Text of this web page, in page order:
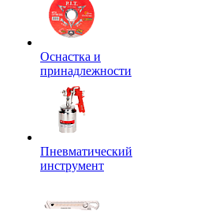
Оснастка и
принадлежности
Пневматический
инструмент